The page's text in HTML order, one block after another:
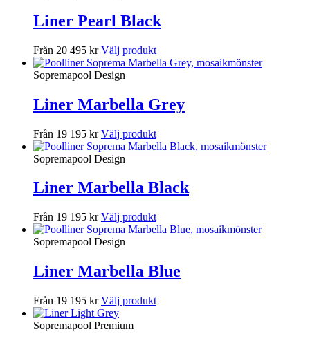
Liner Pearl Black
Från 20 495 kr Välj produkt
Sopremapool Design
Liner Marbella Grey
Från 19 195 kr Välj produkt
Sopremapool Design
Liner Marbella Black
Från 19 195 kr Välj produkt
Sopremapool Design
Liner Marbella Blue
Från 19 195 kr Välj produkt
Sopremapool Premium